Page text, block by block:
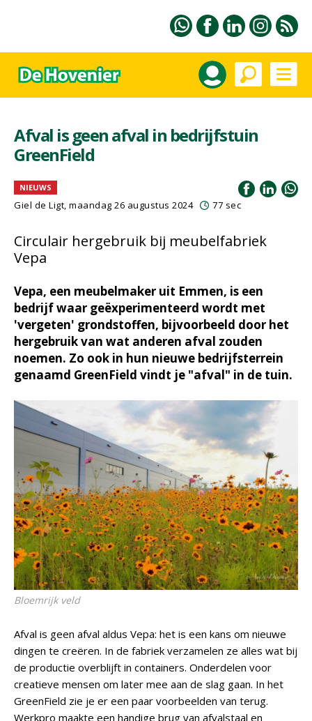
Afval is geen afval in bedrijfstuin
GreenField
NIEUWS
Giel de Ligt, maandag 26 augustus 2024 77 sec
Circulair hergebruik bij meubelfabriek
Vepa
Vepa, een meubelmaker uit Emmen, is een
bedrijf waar geëxperimenteerd wordt met
'vergeten' grondstoffen, bijvoorbeeld door het
hergebruik van wat anderen afval zouden
noemen. Zo ook in hun nieuwe bedrijfsterrein
genaamd GreenField vindt je "afval" in de tuin.
Bloemrijk veld
Afval is geen afval aldus Vepa: het is een kans om nieuwe
dingen te creëren. In de fabriek verzamelen ze alles wat bij
de productie overblijft in containers. Onderdelen voor
creatieve mensen om later mee aan de slag gaan. In het
GreenField zie je er een paar voorbeelden van terug.
Werkpro maakte een handige brug van afvalstaal en